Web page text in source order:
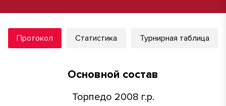
Протокол Статистика Турнирная таблица
Основной состав
Торпедо 2008 г.р.